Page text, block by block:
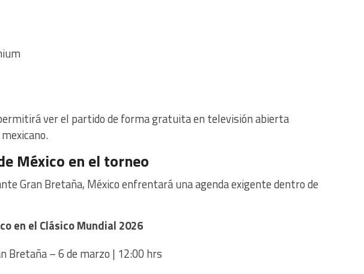
ver el partido de forma gratuita en televisión abierta
México en el torneo
Gran Bretaña, México enfrentará una agenda exigente dentro de
en el Clásico Mundial 2026
Bretaña – 6 de marzo | 12:00 hrs